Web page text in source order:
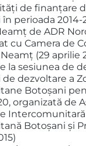
de finanțare
în perioada 2014-
de ADR
cu Camera de
(29 aprilie
la sesiunea de
dezvoltare a
Botoșani
organizată de
Intercomunitară
Botoșani și